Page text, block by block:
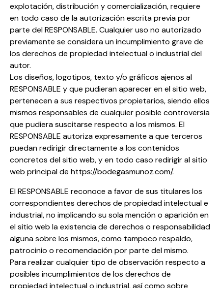
explotación, distribución y comercialización, requiere
en todo caso de la autorización escrita previa por
parte del RESPONSABLE. Cualquier uso no autorizado
previamente se considera un incumplimiento grave de
los derechos de propiedad intelectual o industrial del
autor.
Los diseños, logotipos, texto y/o gráficos ajenos al
RESPONSABLE y que pudieran aparecer en el sitio web,
pertenecen a sus respectivos propietarios, siendo ellos
mismos responsables de cualquier posible controversia
que pudiera suscitarse respecto a los mismos. El
RESPONSABLE autoriza expresamente a que terceros
puedan redirigir directamente a los contenidos
concretos del sitio web, y en todo caso redirigir al sitio
web principal de https://bodegasmunoz.com/.
El RESPONSABLE reconoce a favor de sus titulares los
correspondientes derechos de propiedad intelectual e
industrial, no implicando su sola mención o aparición en
el sitio web la existencia de derechos o responsabilidad
alguna sobre los mismos, como tampoco respaldo,
patrocinio o recomendación por parte del mismo.
Para realizar cualquier tipo de observación respecto a
posibles incumplimientos de los derechos de
propiedad intelectual o industrial, así como sobre